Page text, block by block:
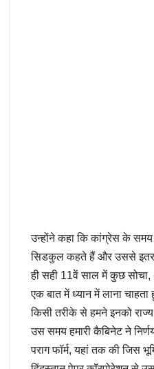
उन्होंने कहा कि कांग्रेस के
सिडकुल कहते हैं और उससे इतर
ही सही 11वें साल में कुछ
एक बात में ध्यान में लाना
किसी तरीके से हमने इनको
उस समय हमारी कैबिनेट ने
पराग फॉर्म, यहां तक की जिस